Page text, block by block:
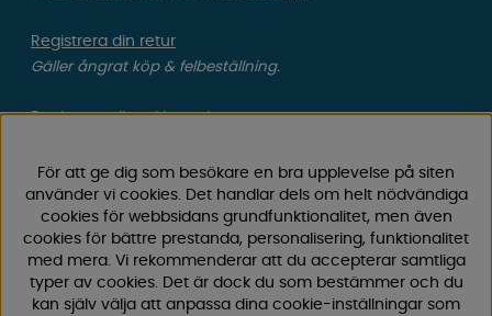
Registrera din retur
Gäller ångrat köp & felbeställning.
Registrera din reklamation
Campingvaruhuset Butik Enköping
Hitta till vår butik & se öppettider
Campingvaruhuset
För att ge dig som besökare en bra upplevelse på siten
använder vi cookies. Det handlar dels om helt nödvändiga
cookies för webbsidans grundfunktionalitet, men även
cookies för bättre prestanda, personalisering, funktionalitet
med mera. Vi rekommenderar att du accepterar samtliga
typer av cookies. Det är dock du som bestämmer och du
kan själv välja att anpassa dina cookie-inställningar som